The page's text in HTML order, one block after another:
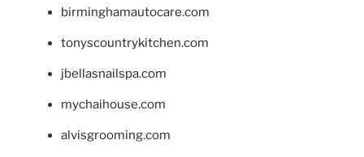
birminghamautocare.com
tonyscountrykitchen.com
jbellasnailspa.com
mychaihouse.com
alvisgrooming.com